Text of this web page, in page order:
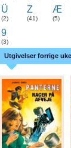
Ü
(2)
Z
(41)
Æ
(5)
9
(3)
Utgivelser forrige